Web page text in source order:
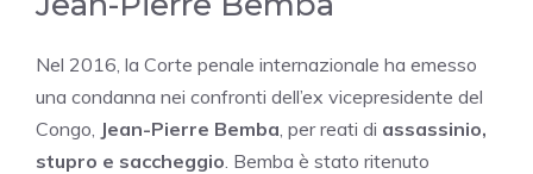
Nel 2016, la Corte penale internazionale ha emesso
una condanna nei confronti dell’ex vicepresidente del
Congo, Jean-Pierre Bemba , per reati di assassinio,
stupro e saccheggio . Bemba è stato ritenuto